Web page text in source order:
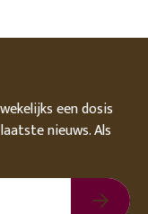
een dosis
nieuws. Als